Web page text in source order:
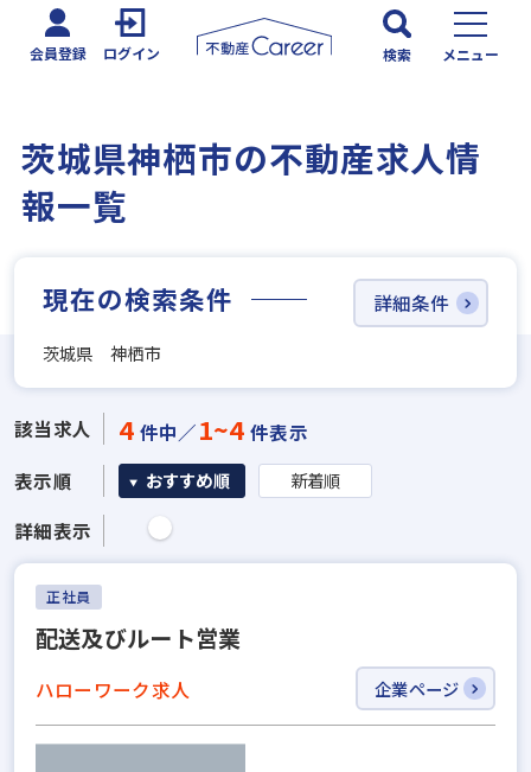
会員登録 ログイン 検索 メニュー
茨城県神栖市の不動産求人情
報一覧
現在の検索条件
茨城県 神栖市
詳細条件
該当求人 4 件中／1~4 件表示
表示順
おすすめ順 新着順
詳細表示
正社員
配送及びルート営業
ハローワーク求人 企業ページ